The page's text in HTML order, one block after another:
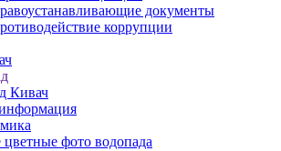
документы
коррупции
Кивач
фото водопада